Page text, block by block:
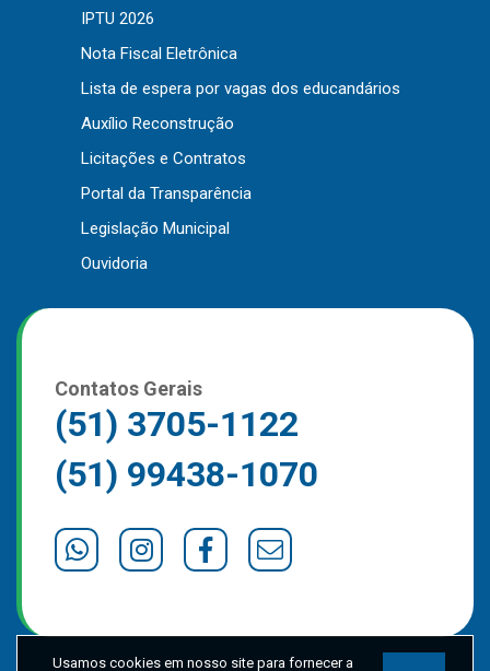
Portal da Transparência
Radar da Transparência
Cespro
Downloads
Usamos cookies em nosso site para fornecer a
IPTU 2026
Nota Fiscal Eletrônica
Lista de espera por vagas dos educandários
Auxílio Reconstrução
Licitações e Contratos
Portal da Transparência
Legislação Municipal
Ouvidoria
Contatos Gerais
(51) 3705-1122
(51) 99438-1070